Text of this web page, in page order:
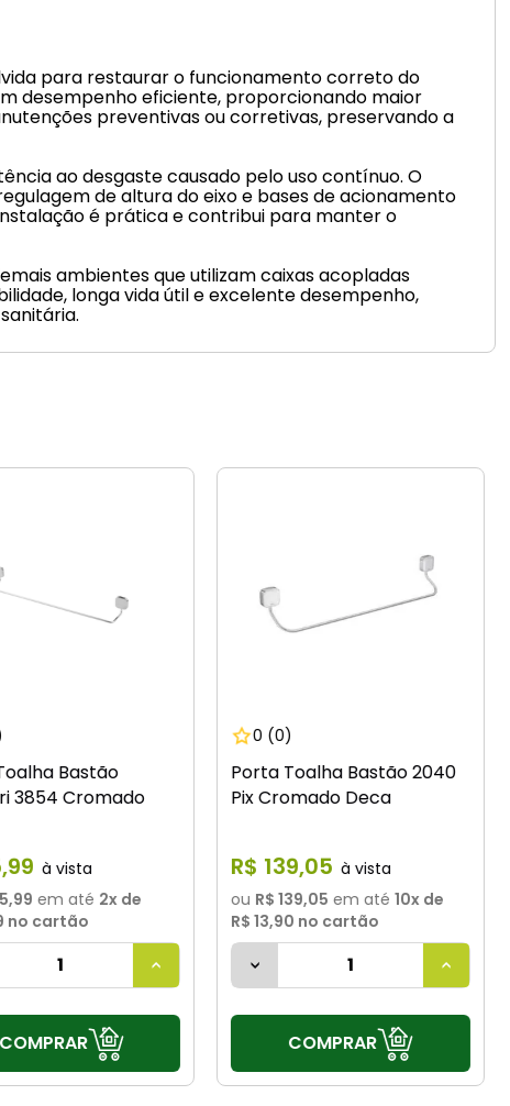
para restaurar o funcionamento correto do
desempenho eficiente, proporcionando maior
preventivas ou corretivas, preservando a
ao desgaste causado pelo uso contínuo. O
de altura do eixo e bases de acionamento
é prática e contribui para manter o
ambientes que utilizam caixas acopladas
longa vida útil e excelente desempenho,
Bastão
3854 Cromado
,99
em até 2x de
no cartão
COMPRAR
0 (0)
Porta Toalha Bastão 2040
Pix Cromado Deca
R$ 139,05
ou R$ 139,05 em até 10x de
R$ 13,90 no cartão
COMPRAR